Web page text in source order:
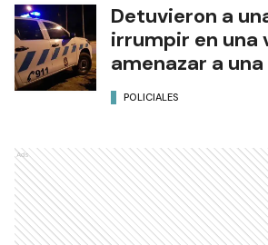
Detuvieron a
irrumpir en una
amenazar a
POLICIALES
Ads